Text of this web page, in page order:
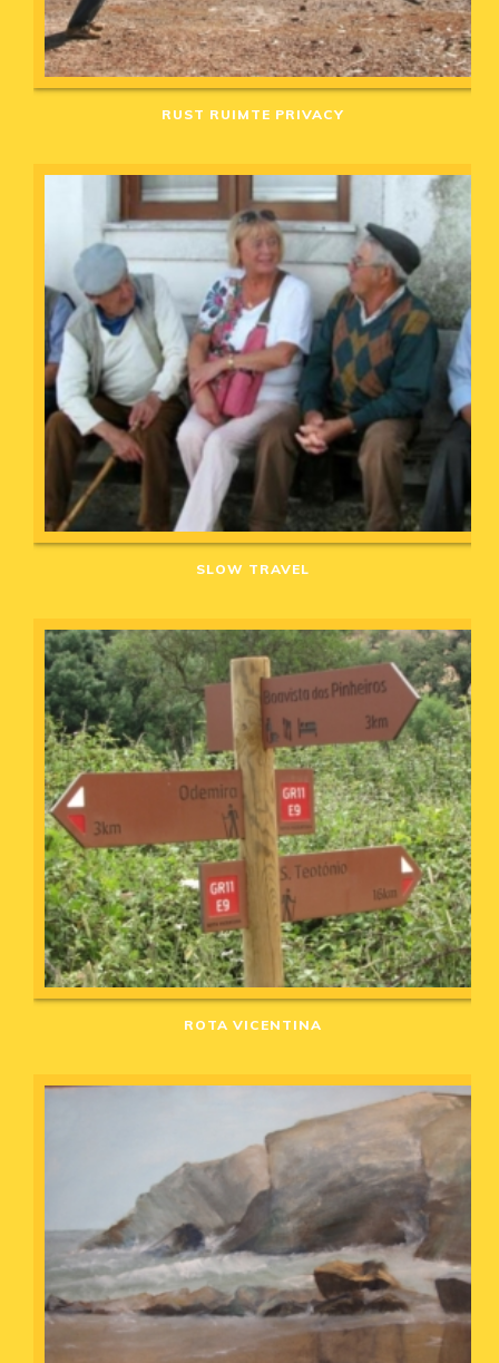
RUST RUIMTE PRIVACY
SLOW TRAVEL
ROTA VICENTINA